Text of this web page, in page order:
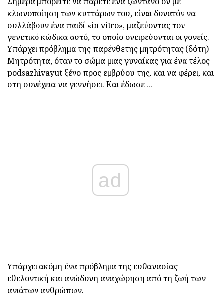
κλωνοποίηση των κυττάρων του, είναι δυνατόν να
συλλάβουν ένα παιδί «in vitro», μαζεύοντας τον
γενετικό κώδικα αυτό, το οποίο ονειρεύονται οι γονείς.
Υπάρχει πρόβλημα της παρένθετης μητρότητας (δότη)
Μητρότητα, όταν το σώμα μιας γυναίκας για ένα τέλος
podsazhivayut ξένο προς εμβρύου της, και να φέρει, και
στη συνέχεια να γεννήσει. Και έδωσε ...
ad
Υπάρχει ακόμη ένα πρόβλημα της ευθανασίας -
εθελοντική και ανώδυνη αναχώρηση από τη ζωή των
ανιάτων ανθρώπων.